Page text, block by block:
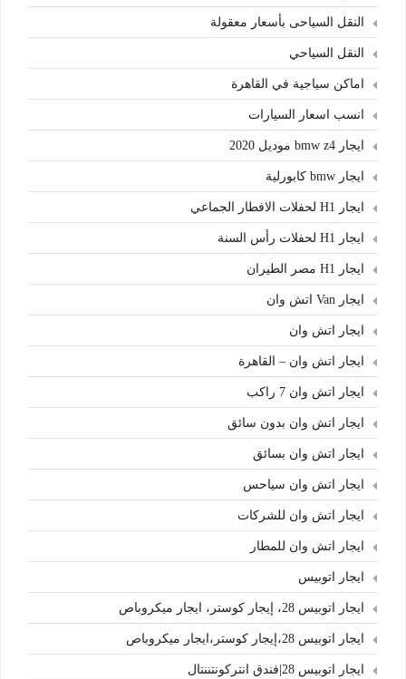
النقل السياحى بأسعار معقولة
النقل السياحي
اماكن سياجية في القاهرة
انسب اسعار السيارات
ايجار bmw z4 موديل 2020
ايجار bmw كابورلية
ايجار H1 لحفلات الافطار الجماعي
ايجار H1 لحفلات رأس السنة
ايجار H1 مصر الطيران
ايجار Van اتش وان
ايجار اتش وان
ايجار اتش وان – القاهرة
ايجار اتش وان 7 راكب
ايجار اتش وان بدون سائق
ايجار اتش وان بسائق
ايجار اتش وان سياحس
ايجار اتش وان للشركات
ايجار اتش وان للمطار
ايجار اتوبيس
ايجار اتوبيس 28، إيجار كوستر، ايجار ميكروباص
ايجار اتوبيس 28،إيجار كوستر،ايجار ميكروباص
ايجار اتوبيس 28|فندق انتركونتننتال